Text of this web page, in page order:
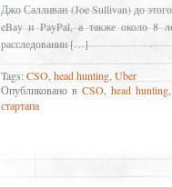
Джо Салливан (Joe Sullivan) до
eBay и PayPal, а также около 8
расследовании […]
Tags: CSO head hunting Uber
Опубликовано вCSO ,head hunting
стартапа